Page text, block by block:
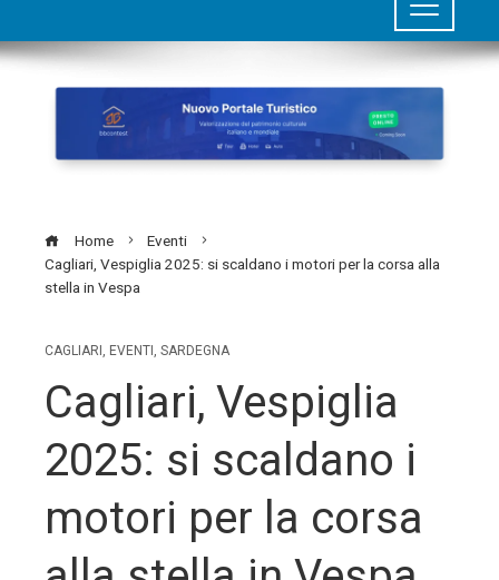
Home
Eventi
Cagliari, Vespiglia 2025: si scaldano i motori per la corsa alla
stella in Vespa
CAGLIARI , EVENTI , SARDEGNA
Cagliari, Vespiglia
2025: si scaldano i
motori per la corsa